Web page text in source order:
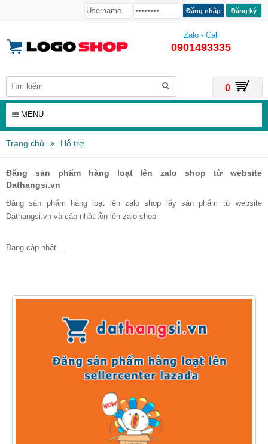
Đăng ký
Zalo - Call
0901493335
0
MENU
Trang chủ Hỗ trợ
Đăng sản phẩm hàng loạt lên zalo shop từ website
Dathangsi.vn
Đăng sản phẩm hàng loạt lên zalo shop lấy sản phẩm từ website
Dathangsi.vn và cập nhật tồn lên zalo shop
Đang cập nhật ...